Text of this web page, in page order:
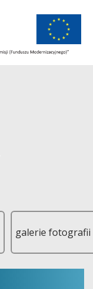
galerie fotografii